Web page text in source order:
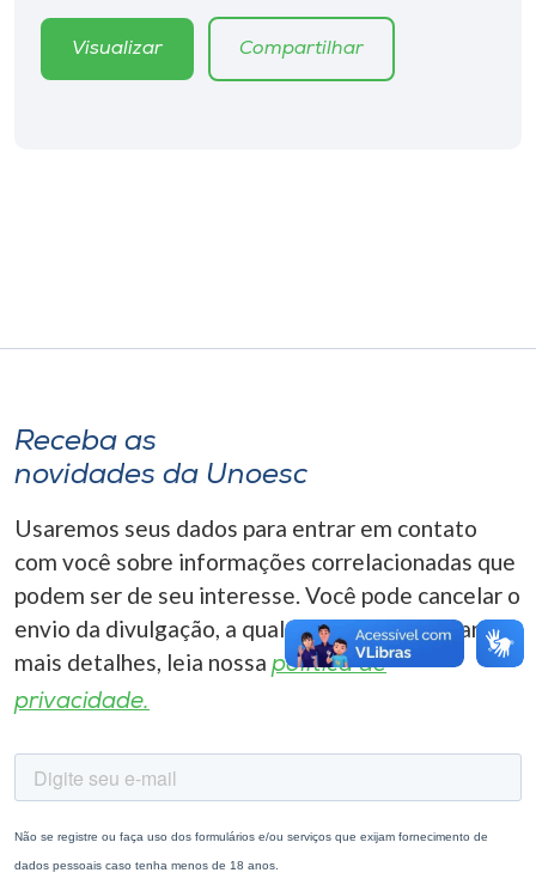
Editora
A-
Visualizar Compartilhar
Receba as
novidades da Unoesc
Usaremos seus dados para entrar em contato
com você sobre informações correlacionadas que
podem ser de seu interesse. Você pode cancelar o
envio da divulgação, a qualquer momento. Para
mais detalhes, leia nossa política de
privacidade.